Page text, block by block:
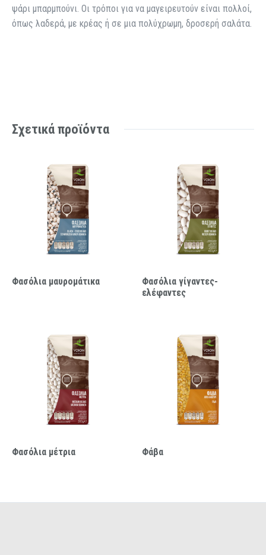
ψάρι μπαρμπούνι. Οι τρόποι για να μαγειρευτούν είναι πολλοί,
όπως λαδερά, με κρέας ή σε μια πολύχρωμη, δροσερή σαλάτα.
Σχετικά προϊόντα
Φασόλια μαυρομάτικα
Φασόλια γίγαντες-
ελέφαντες
Φασόλια μέτρια Φάβα